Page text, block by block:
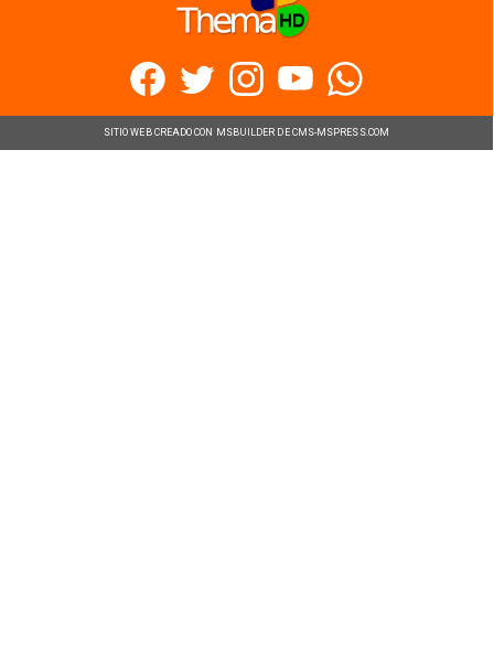
SITIO WEB CREADO CON MSBUILDER DE CMS-MSPRESS.COM